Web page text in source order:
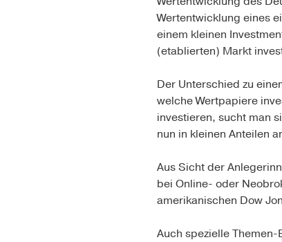
Wertentwicklung eines
einem kleinen
(etablierten) Markt
Der Unterschied zu
welche Wertpapiere
investieren, sucht man
nun in kleinen Anteilen
Aus Sicht der
bei Online- oder
amerikanischen Dow
Auch spezielle